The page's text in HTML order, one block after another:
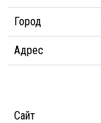
Город
Адрес
Сайт